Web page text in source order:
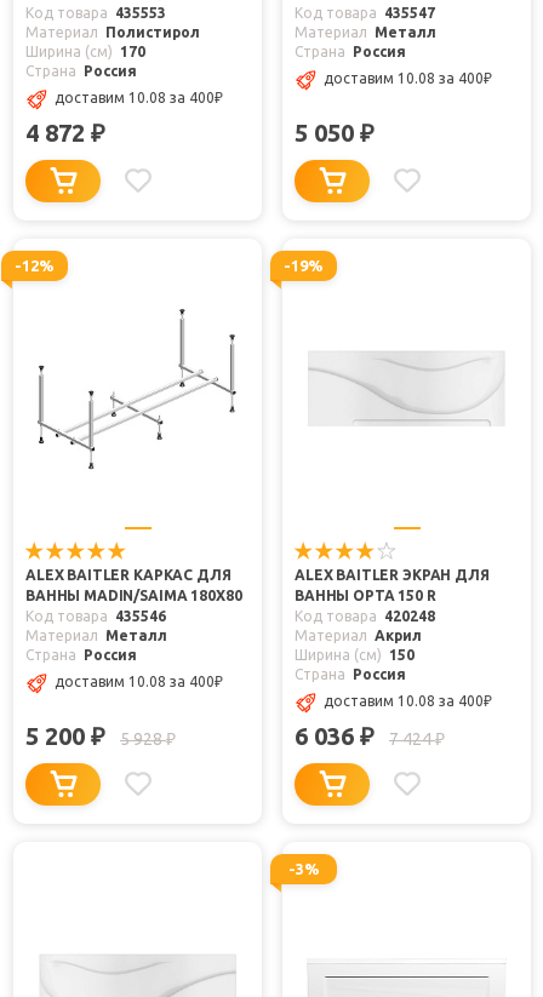
Код товара
435553
Материал
Полистирол
Ширина (см)
170
Страна
Россия
доставим 10.08 за 400₽
4 872 ₽
Код товара
435547
Материал
Металл
Страна
Россия
доставим 10.08 за 400₽
5 050 ₽
-12%
ALEX BAITLER КАРКАС ДЛЯ
ВАННЫ MADIN/SAIMA 180Х80
Код товара
435546
Материал
Металл
Страна
Россия
доставим 10.08 за 400₽
5 200 ₽ 5 928₽
-19%
ALEX BAITLER ЭКРАН ДЛЯ
ВАННЫ ОРТА 150 R
Код товара
420248
Материал
Акрил
Ширина (см)
150
Страна
Россия
доставим 10.08 за 400₽
6 036 ₽ 7 424₽
-3%